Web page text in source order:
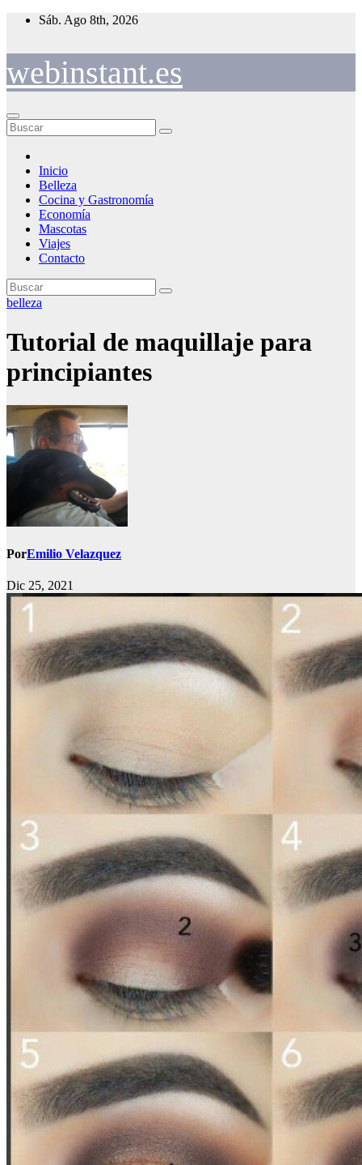
Saltar
Sáb. Ago 8th, 2026
webinstant.es
Inicio
Belleza
Cocina y Gastronomía
Economía
Mascotas
Viajes
Contacto
belleza
Tutorial de maquillaje para
principiantes
PorEmilio Velazquez
Dic 25, 2021